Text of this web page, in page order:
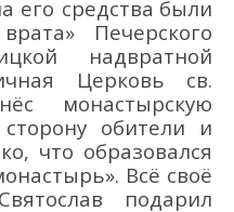
а его средства были
рата» Печерского
надвратной
Церковь св.
монастырскую
обители и
что образовался
Всё своё
Святослав подарил